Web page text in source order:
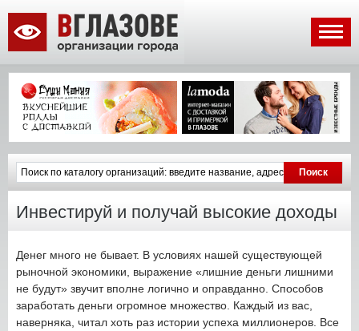
Инвестируй и получай высокие доходы
Денег много не бывает. В условиях нашей существующей
рыночной экономики, выражение «лишние деньги лишними
не будут» звучит вполне логично и оправданно. Способов
заработать деньги огромное множество. Каждый из вас,
наверняка, читал хоть раз истории успеха миллионеров. Все